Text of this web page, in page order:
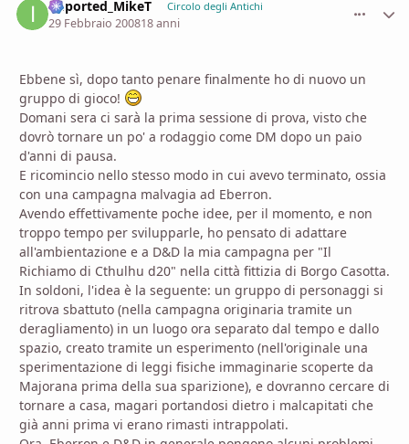
imported_MikeT Circolo degli Antichi
29 Febbraio 200818 anni
Ebbene sì, dopo tanto penare finalmente ho di nuovo un
gruppo di gioco!
Domani sera ci sarà la prima sessione di prova, visto che
dovrò tornare un po' a rodaggio come DM dopo un paio
d'anni di pausa.
E ricomincio nello stesso modo in cui avevo terminato, ossia
con una campagna malvagia ad Eberron.
Avendo effettivamente poche idee, per il momento, e non
troppo tempo per svilupparle, ho pensato di adattare
all'ambientazione e a D&D la mia campagna per "Il
Richiamo di Cthulhu d20" nella città fittizia di Borgo Casotta.
In soldoni, l'idea è la seguente: un gruppo di personaggi si
ritrova sbattuto (nella campagna originaria tramite un
deragliamento) in un luogo ora separato dal tempo e dallo
spazio, creato tramite un esperimento (nell'originale una
sperimentazione di leggi fisiche immaginarie scoperte da
Majorana prima della sua sparizione), e dovranno cercare di
tornare a casa, magari portandosi dietro i malcapitati che
già anni prima vi erano rimasti intrappolati.